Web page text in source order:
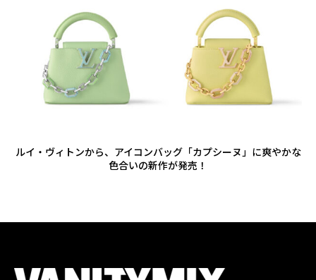
ルイ・ヴィトンから、アイコンバッグ「カプシーヌ」に爽やかな
色合いの新作が発売！